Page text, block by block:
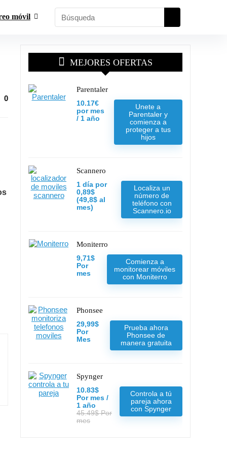
móvil
0
MEJORES OFERTAS
Parentaler
10.17€
por mes
/ 1 año
Unete a
Parentaler y
comienza a
proteger a tus
hijos
Scannero
1 día por
0,89$
(49,8$ al
mes)
Localiza un
número de
teléfono con
Scannero.io
Moniterro
9,71$
Por
mes
Comienza a
monitorear móviles
con Moniterro
Phonsee
29,99$
Por
Mes
Prueba ahora
Phonsee de
manera gratuita
Spynger
10.83$
Por mes /
1 año
45.49$ Por
mes
Controla a tú
pareja ahora
con Spynger